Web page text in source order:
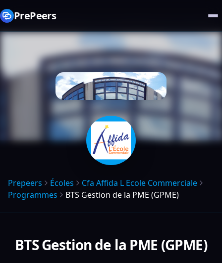
PrePeers
Prepeers Écoles
Cfa Affida L Ecole Commerciale
Programmes
BTS Gestion de la PME (GPME)
BTS Gestion de la PME (GPME)